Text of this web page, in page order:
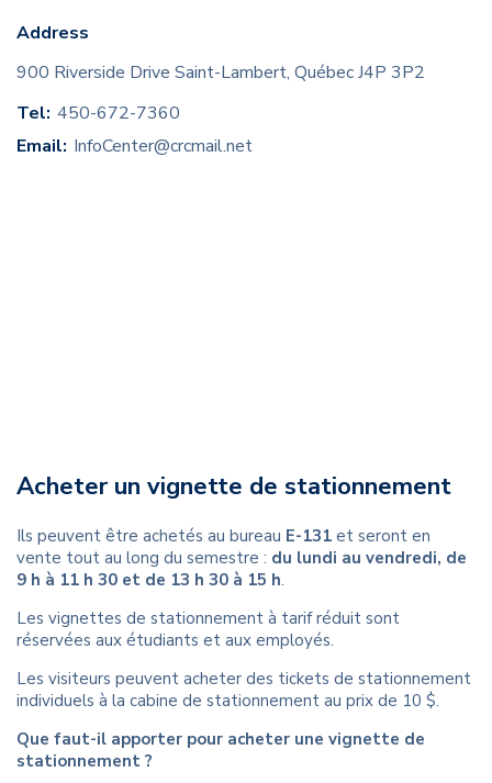
Address
900 Riverside Drive Saint-Lambert, Québec J4P 3P2
Tel: 450-672-7360
Email: InfoCenter@crcmail.net
Acheter un vignette de stationnement
Ils peuvent être achetés au bureau E-131 et seront en
vente tout au long du semestre : du lundi au vendredi, de
9 h à 11 h 30 et de 13 h 30 à 15 h.
Les vignettes de stationnement à tarif réduit sont
réservées aux étudiants et aux employés.
Les visiteurs peuvent acheter des tickets de stationnement
individuels à la cabine de stationnement au prix de 10 $.
Que faut-il apporter pour acheter une vignette de
stationnement ?